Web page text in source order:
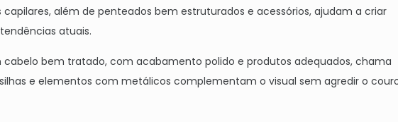
além de penteados bem estruturados e acessórios, ajudam a criar
atuais.
cabelo bem tratado, com acabamento polido e produtos adequados, chama
e elementos com metálicos complementam o visual sem agredir o